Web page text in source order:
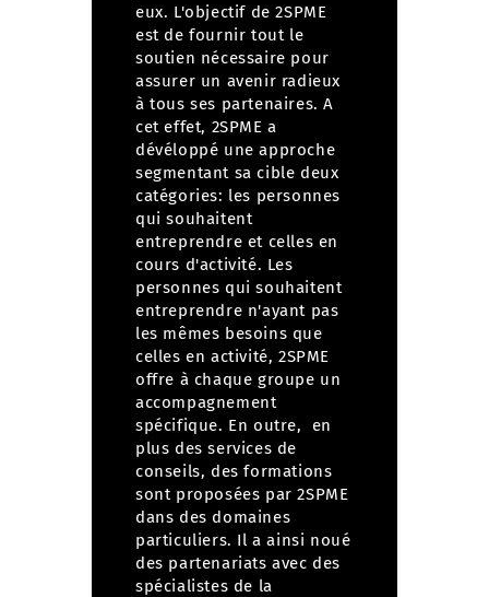
eux. L'objectif de 2SPME
est de fournir tout le
soutien nécessaire pour
assurer un avenir radieux
à tous ses partenaires. A
cet effet, 2SPME a
dévéloppé une approche
segmentant sa cible deux
catégories: les personnes
qui souhaitent
entreprendre et celles en
cours d'activité. Les
personnes qui souhaitent
entreprendre n'ayant pas
les mêmes besoins que
celles en activité, 2SPME
offre à chaque groupe un
accompagnement
spécifique. En outre, en
plus des services de
conseils, des formations
sont proposées par 2SPME
dans des domaines
particuliers. Il a ainsi noué
des partenariats avec des
spécialistes de la